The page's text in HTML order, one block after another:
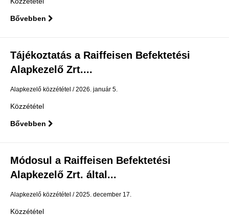
Bővebben
Tájékoztatás a Raiffeisen Befektetési
Alapkezelő Zrt....
Alapkezelő közzététel 2026. január 5.
Közzététel
Bővebben
Módosul a Raiffeisen Befektetési
Alapkezelő Zrt. által...
Alapkezelő közzététel 2025. december 17.
Közzététel